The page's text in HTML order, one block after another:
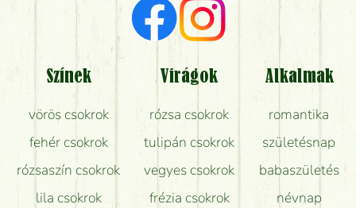
Milyen visszajelzést kapok a virágküldésről?
Tényleg azt kapom, ami a képen van?
Mit kell tudni a virágcsokrok szállításáról?
Hogy marad a lehető legtovább friss a csokor?
Tudok adventi koszorút vásárolni boltban?
Színek
vörös csokrok
fehér csokrok
rózsaszín csokrok
lila csokrok
Virágok
rózsa csokrok
tulipán csokrok
vegyes csokrok
frézia csokrok
Alkalmak
romantika
születésnap
babaszületés
névnap